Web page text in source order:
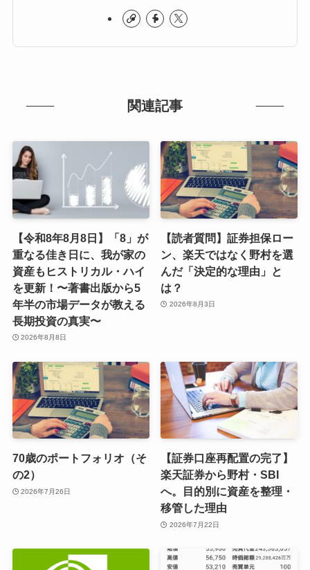
関連記事
【令和8年8月8日】「8」が
重なる佳き日に、我が家の
資産もヒストリカル・ハイ
を更新！〜著書出版から5
年半の市場データが教える
長期投資の真実〜
2026年8月8日
【読者質問】証券担保ロー
ン、楽天ではなく野村を選
んだ「決定的な理由」と
は？
2026年8月3日
70歳のポートフォリオ（そ
の2）
2026年7月26日
【証券口座再配置の完了】
楽天証券から野村・SBI
へ。目的別に資産を整理・
移管した理由
2026年7月22日